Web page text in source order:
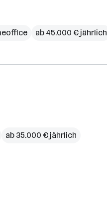
ab 45.000 € jährlich
ab 35.000 € jährlich